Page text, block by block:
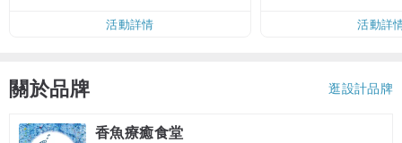
活動詳情
活動詳
關於品牌 逛設計品牌
香魚療癒食堂